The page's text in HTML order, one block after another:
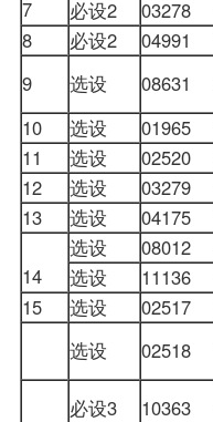
7
必设2
03278
8
必设2 04991
9
选设 08631
10
选设 01965
11
选设 02520
12
选设 03279
13
选设 04175
14
选设 08012
选设
11136
15
选设 02517
选设
02518
必设3 10363